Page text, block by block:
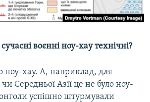
воєнні ноу-хау технічні?
ноу-хау. А, наприклад, для
Середньої Азії це не було ноу-
успішно штурмували